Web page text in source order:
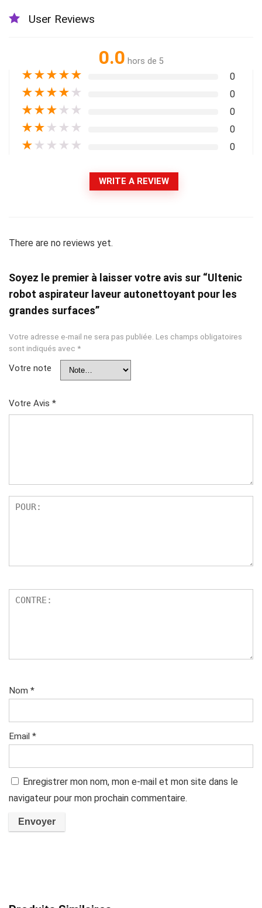
User Reviews
0.0 hors de 5
★★★★★ 0
★★★★ ★ 0
★★★ ★ ★ 0
★★ ★ ★ ★ 0
★ ★ ★ ★ ★ 0
WRITE A REVIEW
There are no reviews yet.
Soyez le premier à laisser votre avis sur “Ultenic
robot aspirateur laveur autonettoyant pour les
grandes surfaces”
Votre adresse e-mail ne sera pas publiée. Les champs obligatoires
sont indiqués avec *
Votre note
Votre Avis *
Nom *
Email *
Enregistrer mon nom, mon e-mail et mon site dans le
navigateur pour mon prochain commentaire.